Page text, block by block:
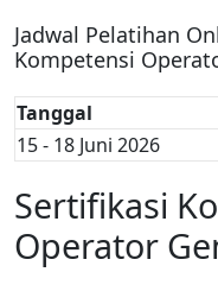
Jadwal Pelatihan
Kompetensi
Tanggal
15 - 18 Juni 2026
Sertifikasi
Operator